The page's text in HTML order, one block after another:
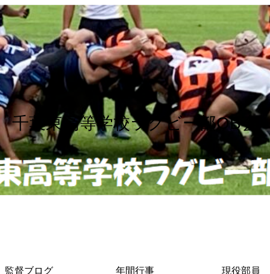
千葉東高等学校ラグビー部OB会
監督ブログ 年間行事 現役部員